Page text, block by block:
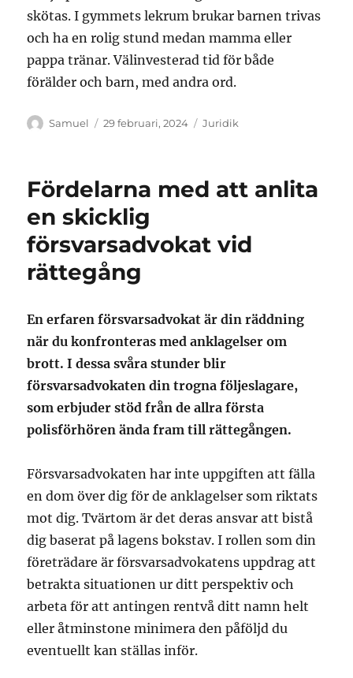
skötas. I gymmets lekrum brukar barnen trivas
och ha en rolig stund medan mamma eller
pappa tränar. Välinvesterad tid för både
förälder och barn, med andra ord.
Författare
Samuel
Publicerat
29 februari, 2024 Kategorier
Juridik
Fördelarna med att anlita
en skicklig
försvarsadvokat vid
rättegång
En erfaren försvarsadvokat är din räddning
när du konfronteras med anklagelser om
brott. I dessa svåra stunder blir
försvarsadvokaten din trogna följeslagare,
som erbjuder stöd från de allra första
polisförhören ända fram till rättegången.
Försvarsadvokaten har inte uppgiften att fälla
en dom över dig för de anklagelser som riktats
mot dig. Tvärtom är det deras ansvar att bistå
dig baserat på lagens bokstav. I rollen som din
företrädare är försvarsadvokatens uppdrag att
betrakta situationen ur ditt perspektiv och
arbeta för att antingen rentvå ditt namn helt
eller åtminstone minimera den påföljd du
eventuellt kan ställas inför.